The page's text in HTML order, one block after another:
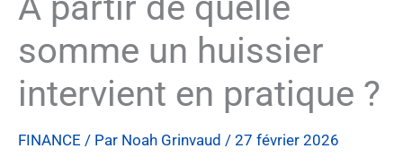
somme un huissier
intervient en pratique ?
FINANCE / Par Noah Grinvaud / 27 février 2026